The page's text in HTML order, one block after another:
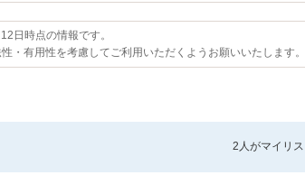
日時点の情報です。
・有用性を考慮してご利用いただくようお願いいたします。
2人がマイリ